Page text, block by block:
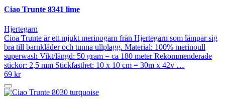
Ciao Trunte 8341 lime
Hjertegarn
Cioa Trunte är ett mjukt merinogarn från Hjertegarn som lämpar sig
bra till barnkläder och tunna ullplagg. Material: 100% merinoull
superwash Vikt/längd: 50 gram = ca 180 meter Rekommenderade
stickor: 2,5 mm Stickfasthet: 10 x 10 cm = 30m x 42v …
69 kr